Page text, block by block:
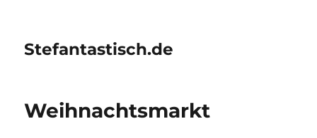
Stefantastisch.de
Weihnachtsmarkt